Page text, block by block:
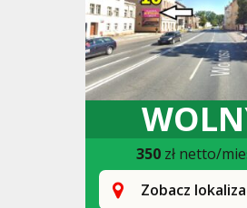
350zł netto/
Zobacz